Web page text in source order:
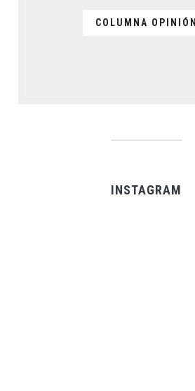
COLUMNA OPINIÓN
INSTAGRAM